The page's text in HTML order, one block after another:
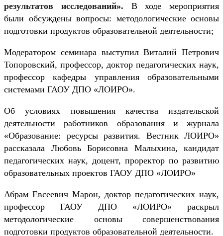
результатов исследований». В ходе мероприятия
были обсуждены вопросы: методологические основы
подготовки продуктов образовательной деятельности;
Модератором семинара выступил Виталий Петрович
Топоровский, профессор, доктор педагогических наук,
профессор кафедры управления образовательными
системами ГАОУ ДПО «ЛОИРО».
Об условиях повышения качества издательской
деятельности работников образования и журнала
«Образование: ресурсы развития. Вестник ЛОИРО»
рассказала Любовь Борисовна Малыхина, кандидат
педагогических наук, доцент, проректор по развитию
образовательных проектов ГАОУ ДПО «ЛОИРО»
Абрам Евсеевич Марон, доктор педагогических наук,
профессор ГАОУ ДПО «ЛОИРО» раскрыл
методологические основы совершенствования
подготовки продуктов образовательной деятельности.